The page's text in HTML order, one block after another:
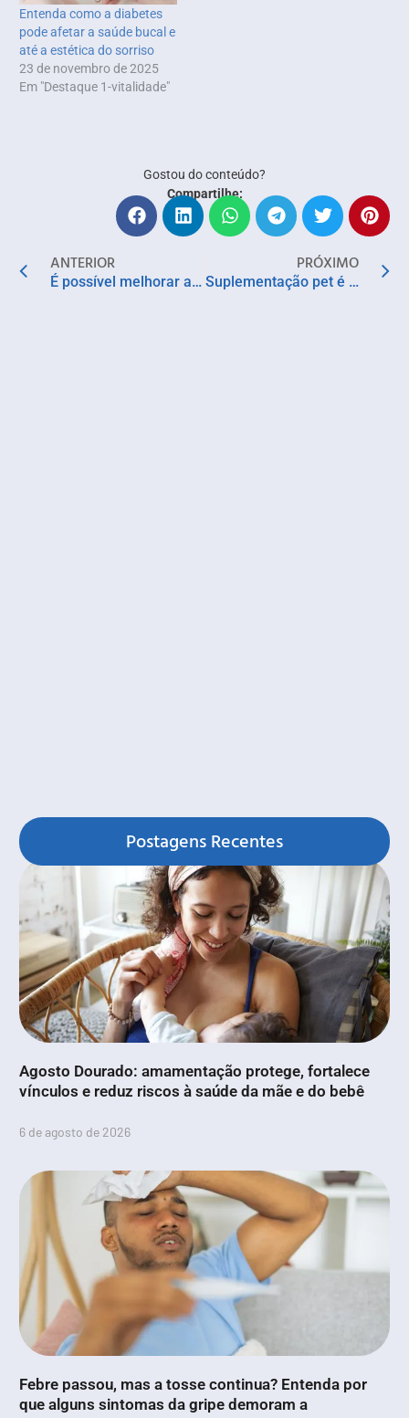
Entenda como a diabetes
pode afetar a saúde bucal e
até a estética do sorriso
23 de novembro de 2025
Em "Destaque 1-vitalidade"
Gostou do conteúdo?
Compartilhe:
ANTERIOR
É possível melhorar a flacidez depois do emagrecimento acentuado?
PRÓXIMO
Suplementação pet é aliada essencial para a longevidade e vitalidade dos animais de estimação
Postagens Recentes
Agosto Dourado: amamentação protege, fortalece
vínculos e reduz riscos à saúde da mãe e do bebê
6 de agosto de 2026
Febre passou, mas a tosse continua? Entenda por
que alguns sintomas da gripe demoram a